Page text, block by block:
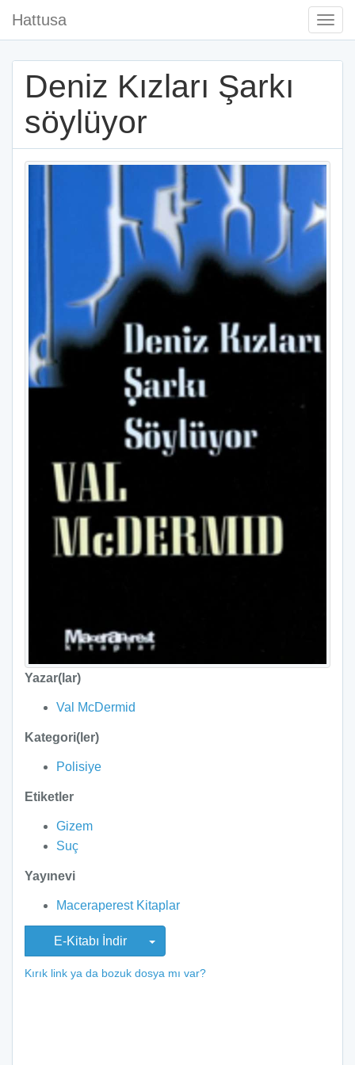
Hattusa
Deniz Kızları Şarkı
söylüyor
Yazar(lar)
Val McDermid
Kategori(ler)
Polisiye
Etiketler
Gizem
Suç
Yayınevi
Maceraperest Kitaplar
E-Kitabı İndir
Kırık link ya da bozuk dosya mı var?